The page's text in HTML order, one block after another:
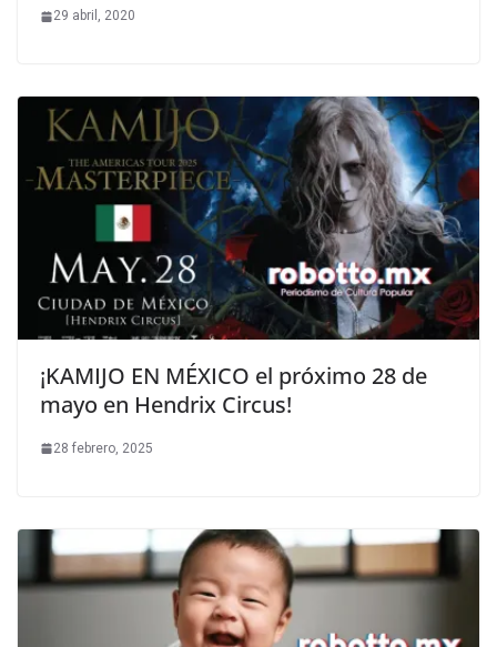
29 abril, 2020
¡KAMIJO EN MÉXICO el próximo 28 de
mayo en Hendrix Circus!
28 febrero, 2025